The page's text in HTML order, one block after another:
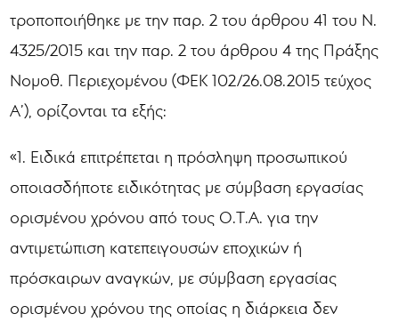
τροποποιήθηκε με την παρ. 2 του άρθρου 41 του Ν.
4325/2015 και την παρ. 2 του άρθρου 4 της Πράξης
Νομοθ. Περιεχομένου (ΦΕΚ 102/26.08.2015 τεύχος
Α’), ορίζονται τα εξής:
«1. Ειδικά επιτρέπεται η πρόσληψη προσωπικού
οποιασδήποτε ειδικότητας με σύμβαση εργασίας
ορισμένου χρόνου από τους Ο.Τ.Α. για την
αντιμετώπιση κατεπειγουσών εποχικών ή
πρόσκαιρων αναγκών, με σύμβαση εργασίας
ορισμένου χρόνου της οποίας η διάρκεια δεν